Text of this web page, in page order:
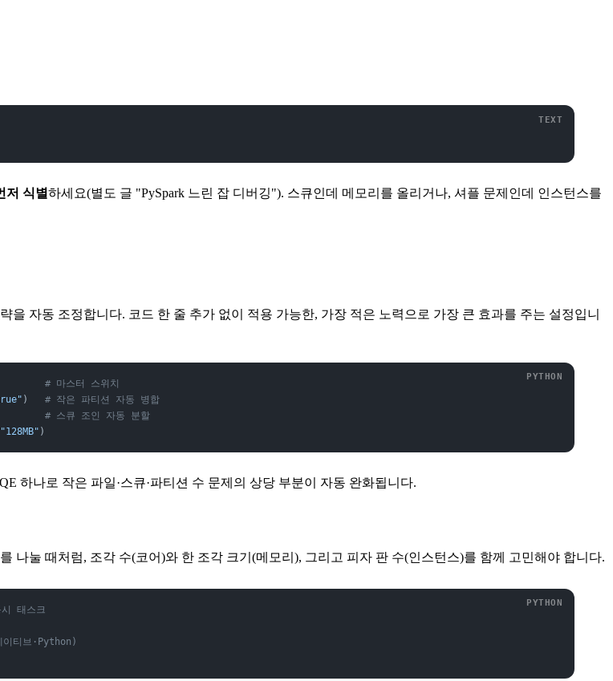
저 식별하세요(별도 글 "PySpark 느린 잡 디버깅"). 스큐인데 메모리를 올리거나, 셔플 문제인데 인스턴스를
을 자동 조정합니다. 코드 한 줄 추가 없이 적용 가능한, 가장 적은 노력으로 가장 큰 효과를 주는 설정입니
# 마스터 스위치
) # 작은 파티션 자동 병합
# 스큐 조인 자동 분할
"128MB" )
하나로 작은 파일·스큐·파티션 수 문제의 상당 부분이 자동 완화됩니다.
나눌 때처럼, 조각 수(코어)와 한 조각 크기(메모리), 그리고 피자 판 수(인스턴스)를 함께 고민해야 합니다.
태스크
티브·Python)